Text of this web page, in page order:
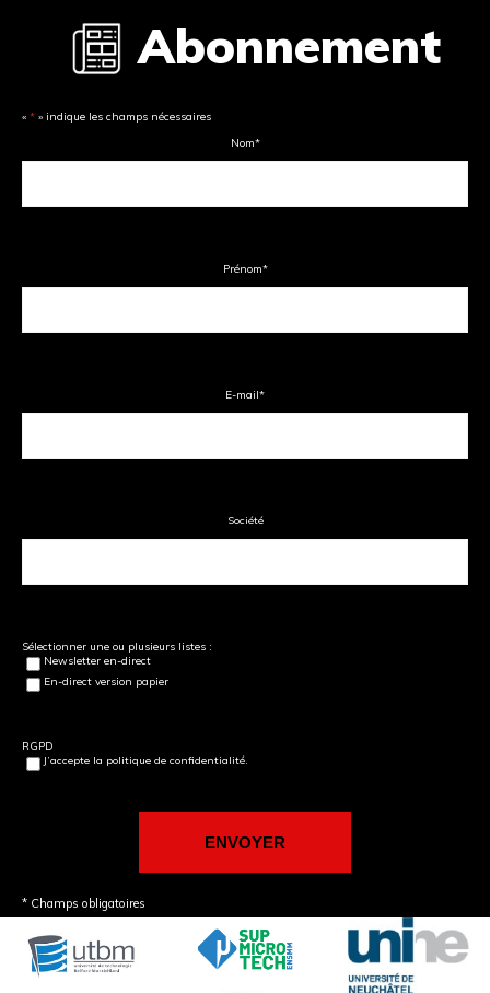
Abonnement
« * » indique les champs nécessaires
Nom*
Prénom*
E-mail*
Société
Sélectionner une ou plusieurs listes :
Newsletter en-direct
En-direct version papier
RGPD
J’accepte la politique de confidentialité.
* Champs obligatoires